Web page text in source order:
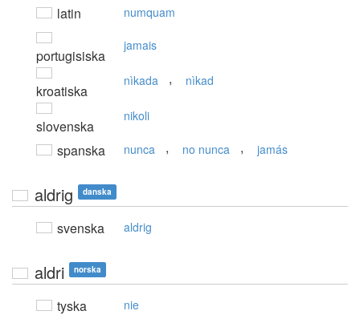
latin numquam
portugisiska
jamais
kroatiska
nìkada , nìkad
slovenska
nikoli
spanska nunca , no nunca , jamás
aldrig danska
svenska aldrig
aldri norska
tyska nie